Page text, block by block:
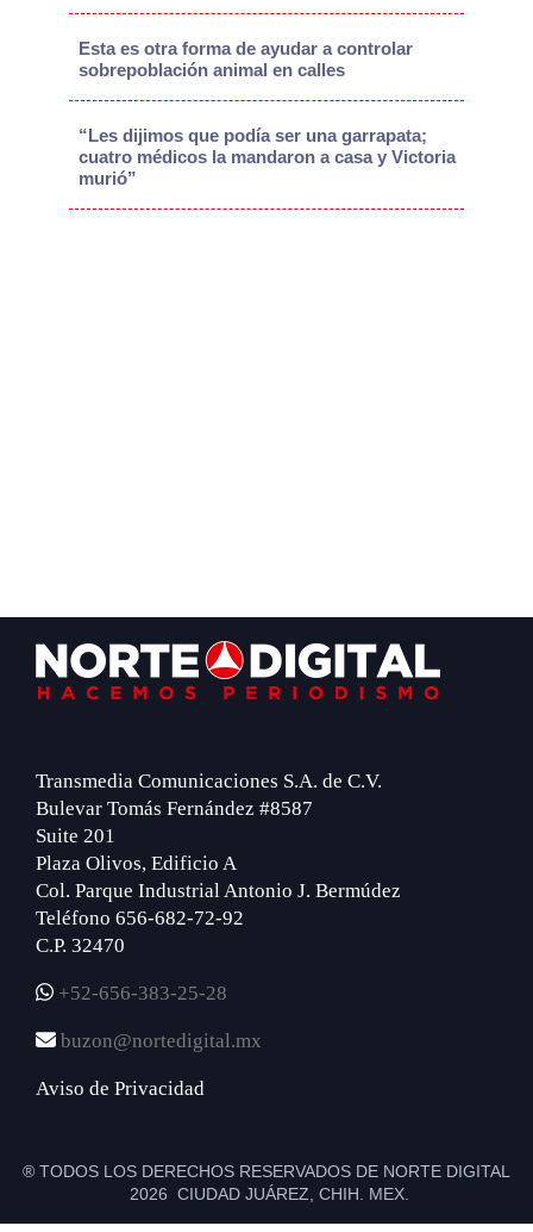
Esta es otra forma de ayudar a controlar
sobrepoblación animal en calles
“Les dijimos que podía ser una garrapata;
cuatro médicos la mandaron a casa y Victoria
murió”
Footer
Transmedia Comunicaciones S.A. de C.V.
Bulevar Tomás Fernández #8587
Suite 201
Plaza Olivos, Edificio A
Col. Parque Industrial Antonio J. Bermúdez
Teléfono 656-682-72-92
C.P. 32470
+52-656-383-25-28
buzon@nortedigital.mx
Aviso de Privacidad
® TODOS LOS DERECHOS RESERVADOS DE NORTE DIGITAL
2026 CIUDAD JUÁREZ, CHIH. MEX.